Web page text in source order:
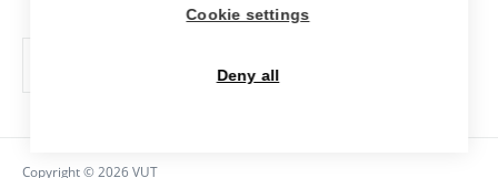
Ochrana osobních údajů
Copyright © 2026 VUT
Cookie settings
Deny all